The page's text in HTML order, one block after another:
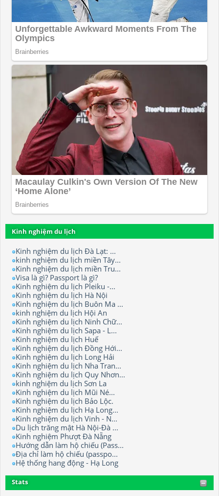
Kinh nghiệm du lịch
Kinh nghiệm du lịch Đà Lạt: ...
kinh nghiệm du lịch miền Tây...
Kinh nghiệm du lịch miền Tru...
Visa là gì? Passport là gì?
Kinh nghiệm du lịch Pleiku -...
Kinh nghiệm du lịch Hà Nội
Kinh nghiệm du lịch Buôn Ma ...
kinh nghiệm du lịch Hội An
Kinh nghiệm du lịch Ninh Chữ...
Kinh nghiệm du lịch Sapa - L...
Kinh nghiệm du lịch Huế
Kinh nghiệm du lịch Đồng Hới...
Kinh nghiệm du lịch Long Hải
Kinh nghiệm du lịch Nha Tran...
Kinh nghiệm du lịch Quy Nhơn...
kinh nghiệm du lịch Sơn La
Kinh nghiệm du lịch Mũi Né...
Kinh nghiệm du lịch Bảo Lộc.
Kinh nghiệm du lịch Hạ Long...
Kinh nghiệm du lịch Vinh - N...
Du lịch trăng mật Hà Nội-Đà ...
Kinh nghiệm Phượt Đà Nẵng
Hướng dẫn làm hộ chiếu (Pass...
Địa chỉ làm hộ chiếu (passpo...
Hệ thống hang động - Hạ Long
Stats